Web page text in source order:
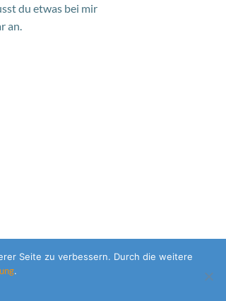
du etwas bei mir
an.
Seite zu verbessern. Durch die weitere
.